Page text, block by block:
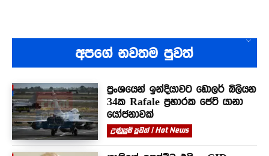
අපගේ නවතම පුවත්
ප්‍රංශයෙන් ඉන්දියාවට ඩොලර් බිලියන
34ක Rafale ප්‍රහාරක ජෙට් යානා
යෝජනාවක්
උණුසුම් පුවත් | Hot News